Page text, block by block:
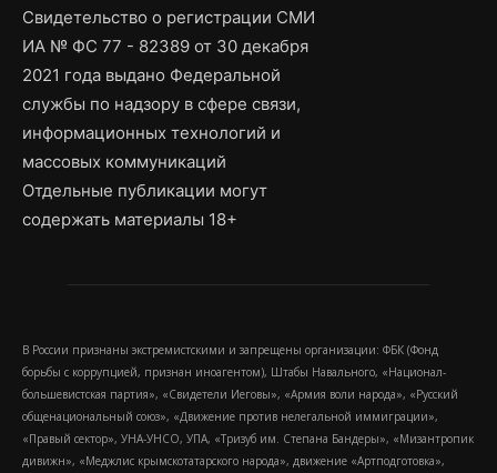
Свидетельство о регистрации СМИ
ИА № ФС 77 - 82389 от 30 декабря
2021 года выдано Федеральной
службы по надзору в сфере связи,
информационных технологий и
массовых коммуникаций
Отдельные публикации могут
содержать материалы 18+
В России признаны экстремистскими и запрещены организации: ФБК (Фонд
борьбы с коррупцией, признан иноагентом), Штабы Навального, «Национал-
большевистская партия», «Свидетели Иеговы», «Армия воли народа», «Русский
общенациональный союз», «Движение против нелегальной иммиграции»,
«Правый сектор», УНА-УНСО, УПА, «Тризуб им. Степана Бандеры», «Мизантропик
дивижн», «Меджлис крымскотатарского народа», движение «Артподготовка»,